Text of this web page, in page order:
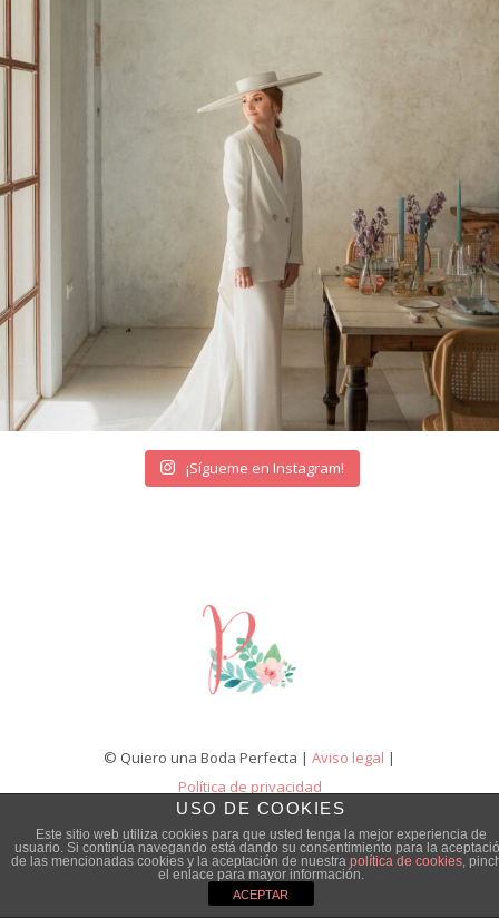
¡Sígueme en Instagram!
© Quiero una Boda Perfecta | Aviso legal |
Política de privacidad
USO DE COOKIES
Este sitio web utiliza cookies para que usted tenga la mejor experiencia de
usuario. Si continúa navegando está dando su consentimiento para la
de las mencionadas cookies y la aceptación de nuestra política de cookies,
el enlace para mayor información.
ACEPTAR